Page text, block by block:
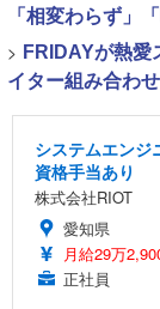
「相変わらず」
> FRIDAYが熱愛
イター組み合わ
システムエンジ
資格手当あり
株式会社RIOT
愛知県
月給29万
正社員